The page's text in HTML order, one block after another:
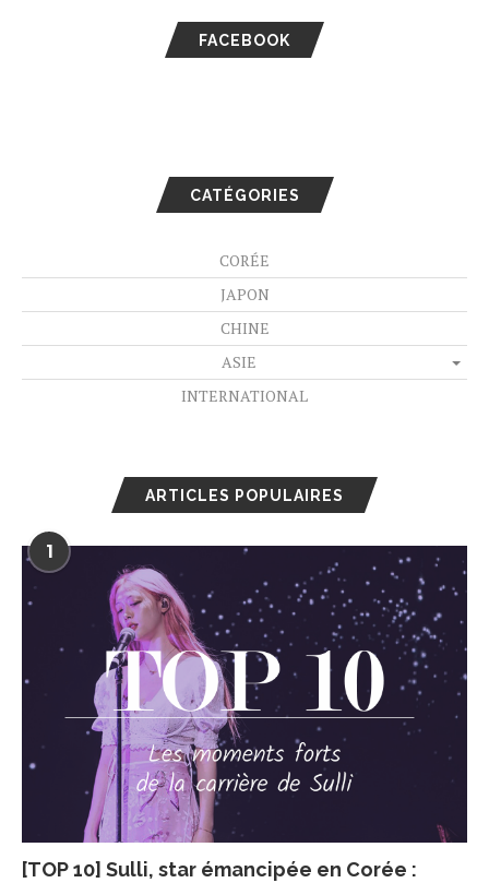
FACEBOOK
CATÉGORIES
CORÉE
JAPON
CHINE
ASIE
INTERNATIONAL
ARTICLES POPULAIRES
1
[TOP 10] Sulli, star émancipée en Corée :